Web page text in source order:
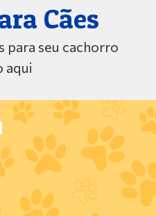
Cães
para seu cachorro
aqui